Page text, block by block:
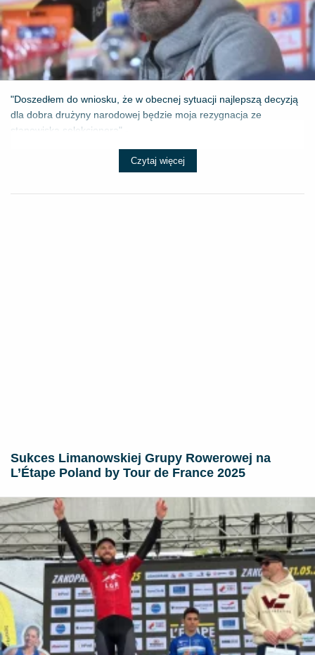
"Doszedłem do wniosku, że w obecnej sytuacji najlepszą decyzją
dla dobra drużyny narodowej będzie moja rezygnacja ze
stanowiska selekcjonera" - ...
Czytaj więcej
Sukces Limanowskiej Grupy Rowerowej na
L’Étape Poland by Tour de France 2025